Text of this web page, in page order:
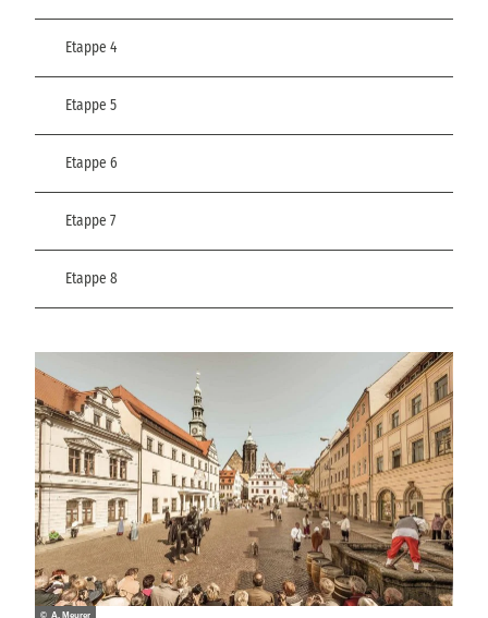
Etappe 4
Etappe 5
Etappe 6
Etappe 7
Etappe 8
© A. Meurer